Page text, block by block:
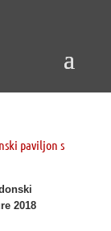
paviljon s
2018